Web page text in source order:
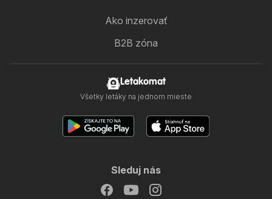
Ako inzerovať
B2B zóna
Letakomat
Všetky letáky na jednom mieste
Sleduj nás